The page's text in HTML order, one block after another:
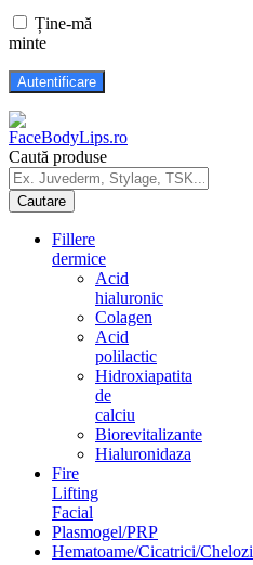
Ține-mă
minte
Caută produse
Fillere
dermice
Acid
hialuronic
Colagen
Acid
polilactic
Hidroxiapatita
de
calciu
Biorevitalizante
Hialuronidaza
Fire
Lifting
Facial
Plasmogel/PRP
Hematoame/Cicatrici/Chelozi